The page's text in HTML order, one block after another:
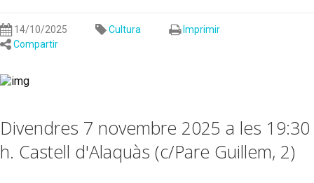
14/10/2025 Cultura
Imprimir
Compartir
Divendres 7 novembre 2025 a les 19:30
h. Castell d'Alaquàs (c/Pare Guillem, 2)